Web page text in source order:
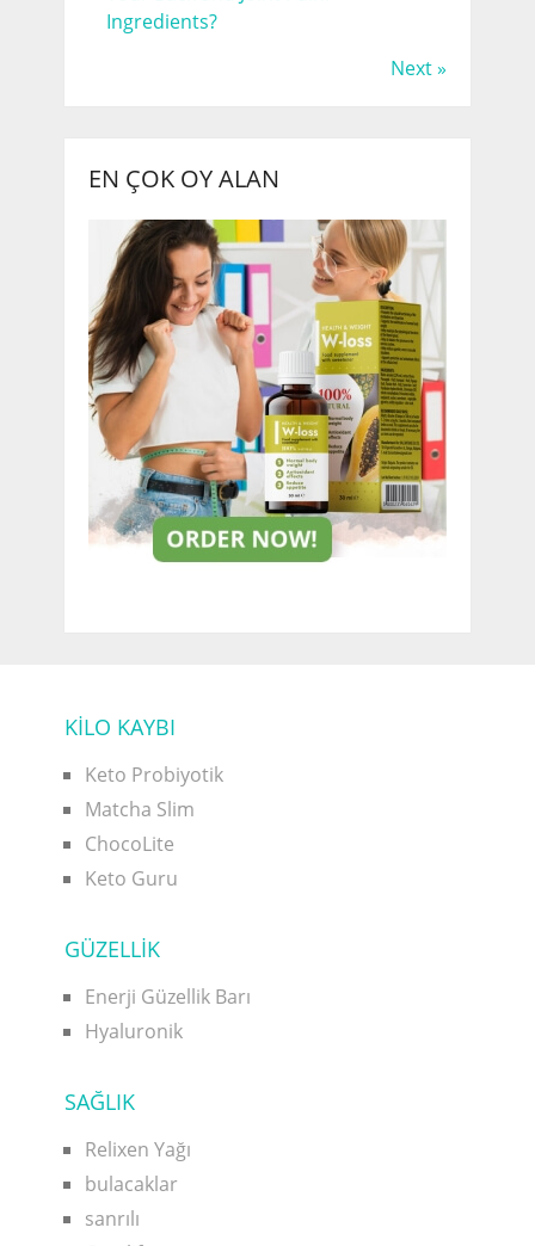
Ingredients?
Next »
EN ÇOK OY ALAN
KİLO KAYBI
Keto Probiyotik
Matcha Slim
ChocoLite
Keto Guru
GÜZELLİK
Enerji Güzellik Barı
Hyaluronik
SAĞLIK
Relixen Yağı
bulacaklar
sanrılı